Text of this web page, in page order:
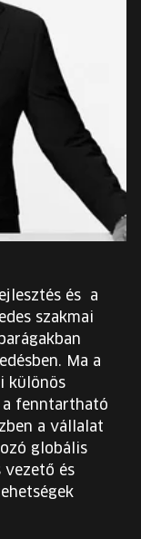
és a
szakmai
Ma a
különös
a fenntartható
a vállalat
globális
vezető és